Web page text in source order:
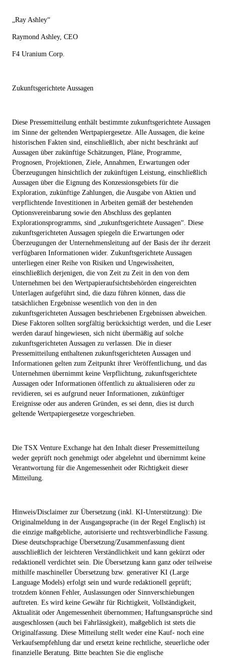
„Ray Ashley“
Raymond Ashley, CEO
F4 Uranium Corp.
Zukunftsgerichtete Aussagen
Diese Pressemitteilung enthält bestimmte zukunftsgerichtete Aussagen
im Sinne der geltenden Wertpapiergesetze. Alle Aussagen, die keine
historischen Fakten sind, einschließlich, aber nicht beschränkt auf
Aussagen über zukünftige Schätzungen, Pläne, Programme,
Prognosen, Projektionen, Ziele, Annahmen, Erwartungen oder
Überzeugungen hinsichtlich der zukünftigen Leistung, einschließlich
Aussagen über die Eignung des Konzessionsgebiets für die
Exploration, zukünftige Zahlungen, die Ausgabe von Aktien und
verpflichtende Investitionen in Arbeiten gemäß der bestehenden
Optionsvereinbarung sowie den Abschluss des geplanten
Explorationsprogramms, sind „zukunftsgerichtete Aussagen“. Diese
zukunftsgerichteten Aussagen spiegeln die Erwartungen oder
Überzeugungen der Unternehmensleitung auf der Basis der ihr derzeit
verfügbaren Informationen wider. Zukunftsgerichtete Aussagen
unterliegen einer Reihe von Risiken und Ungewissheiten,
einschließlich derjenigen, die von Zeit zu Zeit in den von dem
Unternehmen bei den Wertpapieraufsichtsbehörden eingereichten
Unterlagen aufgeführt sind, die dazu führen können, dass die
tatsächlichen Ergebnisse wesentlich von den in den
zukunftsgerichteten Aussagen beschriebenen Ergebnissen abweichen.
Diese Faktoren sollten sorgfältig berücksichtigt werden, und die Leser
werden darauf hingewiesen, sich nicht übermäßig auf solche
zukunftsgerichteten Aussagen zu verlassen. Die in dieser
Pressemitteilung enthaltenen zukunftsgerichteten Aussagen und
Informationen gelten zum Zeitpunkt ihrer Veröffentlichung, und das
Unternehmen übernimmt keine Verpflichtung, zukunftsgerichtete
Aussagen oder Informationen öffentlich zu aktualisieren oder zu
revidieren, sei es aufgrund neuer Informationen, zukünftiger
Ereignisse oder aus anderen Gründen, es sei denn, dies ist durch
geltende Wertpapiergesetze vorgeschrieben.
Die TSX Venture Exchange hat den Inhalt dieser Pressemitteilung
weder geprüft noch genehmigt oder abgelehnt und übernimmt keine
Verantwortung für die Angemessenheit oder Richtigkeit dieser
Mitteilung.
Hinweis/Disclaimer zur Übersetzung (inkl. KI-Unterstützung): Die
Originalmeldung in der Ausgangssprache (in der Regel Englisch) ist
die einzige maßgebliche, autorisierte und rechtsverbindliche Fassung.
Diese deutschsprachige Übersetzung/Zusammenfassung dient
ausschließlich der leichteren Verständlichkeit und kann gekürzt oder
redaktionell verdichtet sein. Die Übersetzung kann ganz oder teilweise
mithilfe maschineller Übersetzung bzw. generativer KI (Large
Language Models) erfolgt sein und wurde redaktionell geprüft;
trotzdem können Fehler, Auslassungen oder Sinnverschiebungen
auftreten. Es wird keine Gewähr für Richtigkeit, Vollständigkeit,
Aktualität oder Angemessenheit übernommen; Haftungsansprüche sind
ausgeschlossen (auch bei Fahrlässigkeit), maßgeblich ist stets die
Originalfassung. Diese Mitteilung stellt weder eine Kauf- noch eine
Verkaufsempfehlung dar und ersetzt keine rechtliche, steuerliche oder
finanzielle Beratung. Bitte beachten Sie die englische